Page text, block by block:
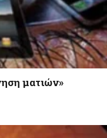
ματιών»